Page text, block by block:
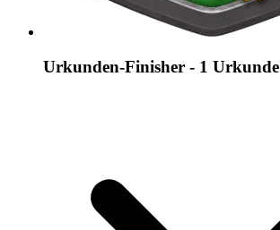
Urkunden-Finisher - 1 Urkunde